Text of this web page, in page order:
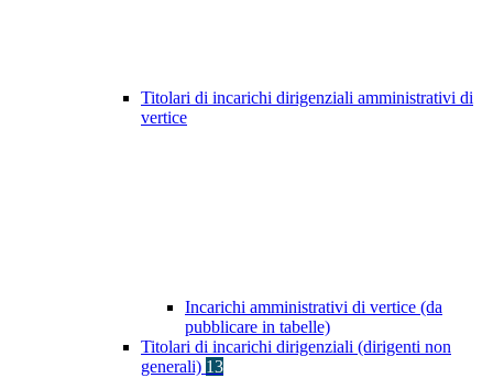
Titolari di incarichi dirigenziali amministrativi di
vertice
Incarichi amministrativi di vertice (da
pubblicare in tabelle)
Titolari di incarichi dirigenziali (dirigenti non
generali) 13